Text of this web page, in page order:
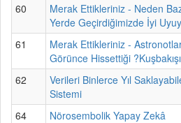
60
Merak Ettikleriniz - Neden
Yerde Geçirdiğimizde İyi
61
Merak Ettikleriniz -
Görünce Hissettiği
62
Verileri Binlerce Yıl
Sistemi
64
Nörosembolik Yapay Zekâ